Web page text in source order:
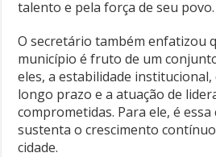
talento e pela força de seu povo.
O secretário também enfatizou
município é fruto de um
eles, a estabilidade
longo prazo e a atuação de
comprometidas. Para ele, é
sustenta o crescimento
cidade.